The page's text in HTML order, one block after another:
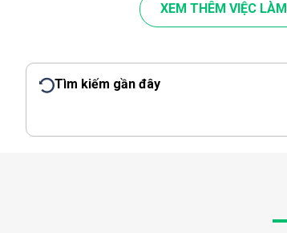
XEM THÊM VIỆC LÀM
Tìm kiếm gần đây